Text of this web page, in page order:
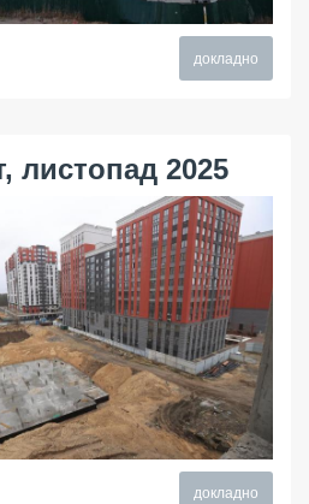
докладно
листопад 2025
докладно